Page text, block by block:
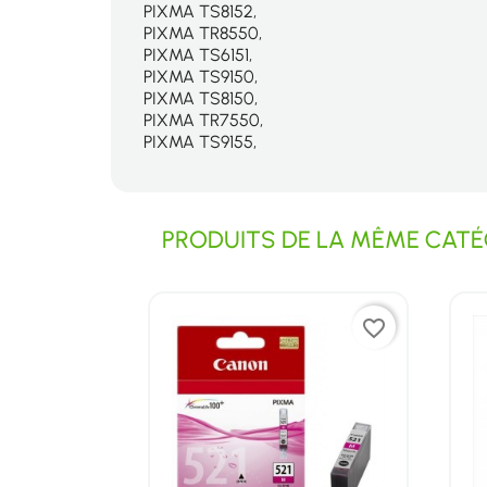
PIXMA TS8152,
PIXMA TR8550,
PIXMA TS6151,
PIXMA TS9150,
PIXMA TS8150,
PIXMA TR7550,
PIXMA TS9155,
PRODUITS DE LA MÊME
favorite_border